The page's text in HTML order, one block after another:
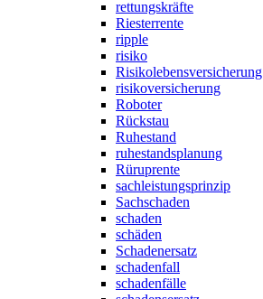
rettungskräfte
Riesterrente
ripple
risiko
Risikolebensversicherung
risikoversicherung
Roboter
Rückstau
Ruhestand
ruhestandsplanung
Rüruprente
sachleistungsprinzip
Sachschaden
schaden
schäden
Schadenersatz
schadenfall
schadenfälle